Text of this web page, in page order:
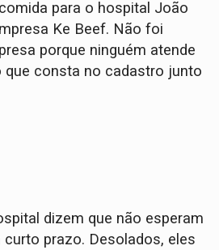
para o hospital João
Ke Beef. Não foi
porque ninguém atende
que consta no cadastro junto
dizem que não esperam
prazo. Desolados, eles